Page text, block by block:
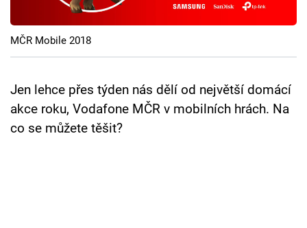
Cool Esport
Pořady
TV Program
Sledujte prima+
MČR Mobile 2018
Jen lehce přes týden nás dělí od největší domácí
akce roku, Vodafone MČR v mobilních hrách. Na
co se můžete těšit?